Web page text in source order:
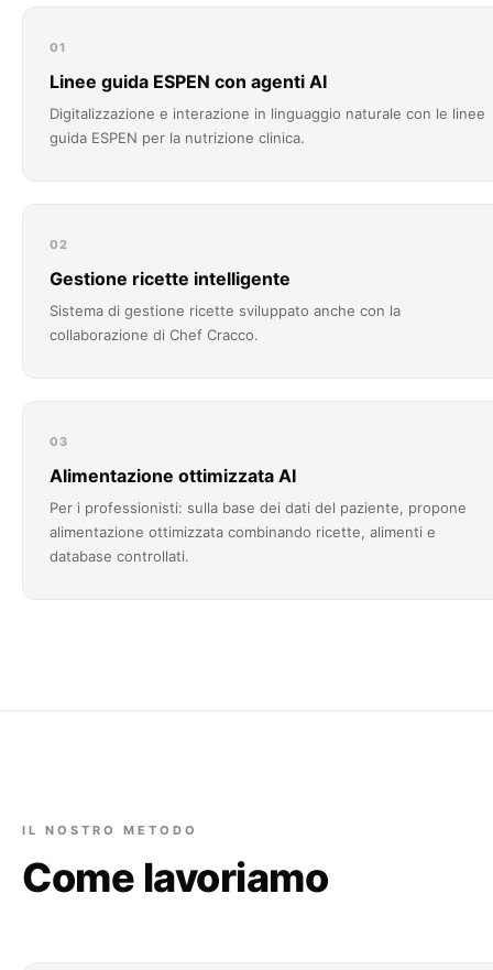
01
Linee guida ESPEN con agenti AI
Digitalizzazione e interazione in linguaggio naturale con le linee
guida ESPEN per la nutrizione clinica.
02
Gestione ricette intelligente
Sistema di gestione ricette sviluppato anche con la
collaborazione di Chef Cracco.
03
Alimentazione ottimizzata AI
Per i professionisti: sulla base dei dati del paziente, propone
alimentazione ottimizzata combinando ricette, alimenti e
database controllati.
IL NOSTRO METODO
Come lavoriamo